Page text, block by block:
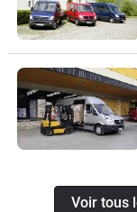
Voir tous